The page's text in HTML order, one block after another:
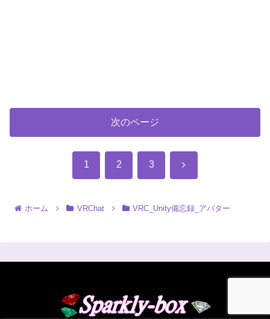
次のページ
1 2 3 次
ホーム VRChat VRC_Unity備忘録_アバター